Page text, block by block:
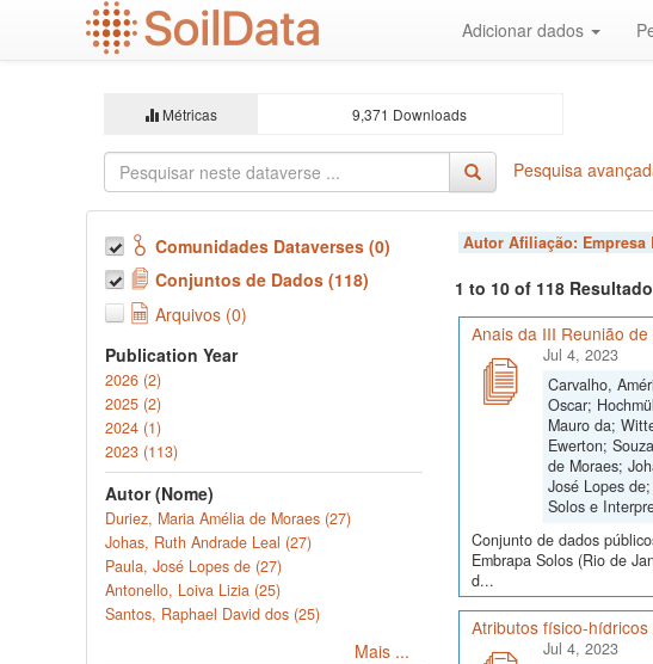
Adicionar dados
Métricas 9,371 Downloads
Pesquisa
Comunidades Dataverses (0)
Conjuntos de Dados (118)
Arquivos (0)
Publication Year
2026 (2)
2025 (2)
2024 (1)
2023 (113)
Autor (Nome)
Duriez, Maria Amélia de Moraes (27)
Johas, Ruth Andrade Leal (27)
Paula, José Lopes de (27)
Antonello, Loiva Lizia (25)
Santos, Raphael David dos (25)
Mais ...
Autor Afiliação:
1 to 10 of 118
Anais da III Reunião
Jul 4, 2023
Carvalho,
Oscar;
Mauro da;
Ewerton;
de Moraes;
José Lopes
Solos e
Conjunto de dados
Embrapa Solos (Rio de
d...
Atributos físico-
Jul 4, 2023